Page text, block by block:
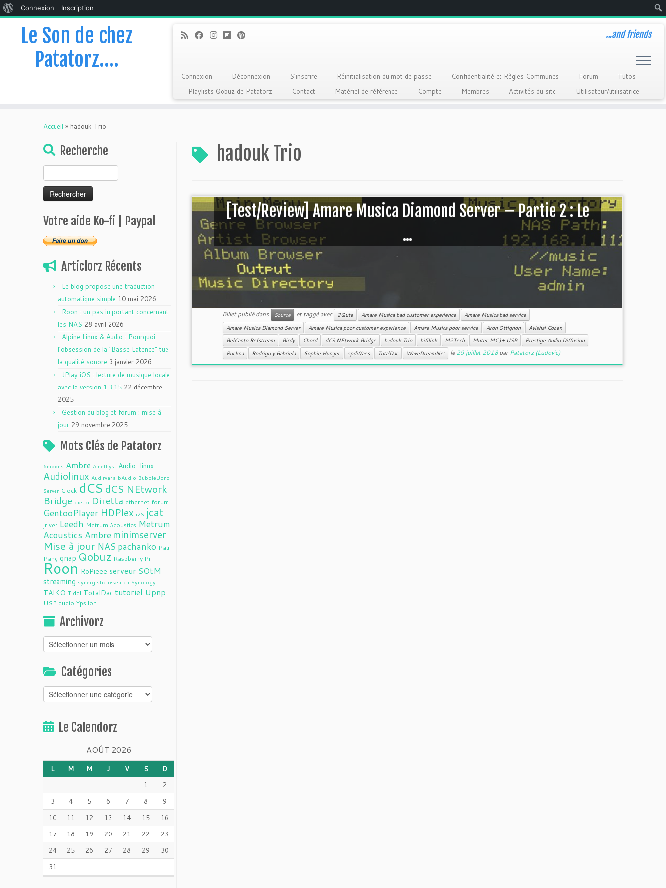
WordPress
Connexion
Inscription
Le Son de chez
Patatorz….
…and friends
Connexion Déconnexion S’inscrire Réinitialisation du mot de passe Confidentialité et Règles Communes Forum
Tutos
Playlists Qobuz de Patatorz
Contact Matériel de référence Compte Membres Activités du site Utilisateur/utilisatrice
Accueil » hadouk Trio
Recherche
Votre aide Ko-fi | Paypal
Articlorz Récents
Le blog propose une traduction
automatique simple 10 mai 2026
Roon : un pas important concernant
les NAS 28 avril 2026
Alpine Linux & Audio : Pourquoi
l’obsession de la “Basse Latence” tue
la qualité sonore 3 janvier 2026
JPlay iOS : lecture de musique locale
avec la version 1.3.15 22 décembre
2025
Gestion du blog et forum : mise à
jour 29 novembre 2025
Mots Clés de Patatorz
6moons Ambre Amethyst Audio-linux
Audiolinux Audirvana bAudio BubbleUpnp
Server Clock dCS dCS NEtwork
Bridge dietpi Diretta ethernet forum
GentooPlayer HDPlex i2S jcat
jriver Leedh Metrum Acoustics Metrum
Acoustics Ambre minimserver
Mise à jour NAS pachanko Paul
Pang qnap Qobuz Raspberry Pi
Roon RoPieee serveur SOtM
streaming synergistic research Synology
TAIKO Tidal TotalDac tutoriel Upnp
USB audio Ypsilon
Archivorz
Archivorz
Catégories
Catégories
Le Calendorz
AOÛT 2026
L M M J V S
D
1
2
3
4 5 6 7 8
9
10
11 12 13 14 15
16
17
18 19 20 21 22
23
24
25 26 27 28 29
30
31
hadouk Trio
[Test/Review] Amare Musica Diamond Server – Partie 2 : Le
...
Billet publié dans Source et taggé avec 2Qute Amare Musica bad customer experience
Amare Musica bad service
Amare Musica Diamond Server
Amare Musica poor customer experience Amare Musica poor service Aron Ottignon
Avishai Cohen
BelCanto Refstream
Birdy Chord dCS NEtwork Bridge hadouk Trio hifilink M2Tech Mutec MC3+ USB
Prestige Audio Diffusion
Rockna
Rodrigo y Gabriela Sophie Hunger spdif/aes TotalDac WaveDreamNet le29 juillet 2018 parPatatorz (Ludovic)